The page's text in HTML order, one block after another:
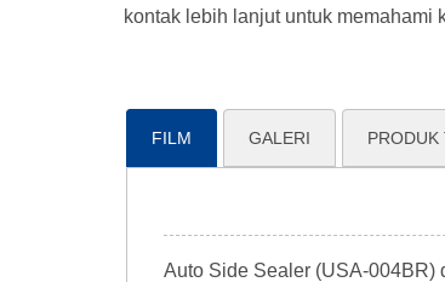
kontak lebih lanjut untuk memahami
FILM GALERI PRODUK
Auto Side Sealer (USA-004BR)